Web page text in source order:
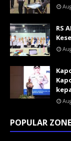
RS
POPULAR ZONE